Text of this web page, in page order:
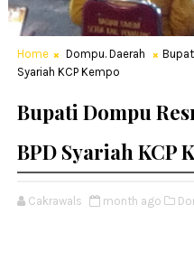
Home Dompu. Daerah
Syariah KCP Kempo
Bupati Dompu
BPD Syariah KCP
Cakrawals month ago